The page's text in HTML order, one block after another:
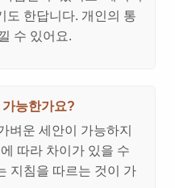
도 한답니다. 개인의 통
수 있어요.
능한가요?
벼운 세안이 가능하지
따라 차이가 있을 수
지침을 따르는 것이 가